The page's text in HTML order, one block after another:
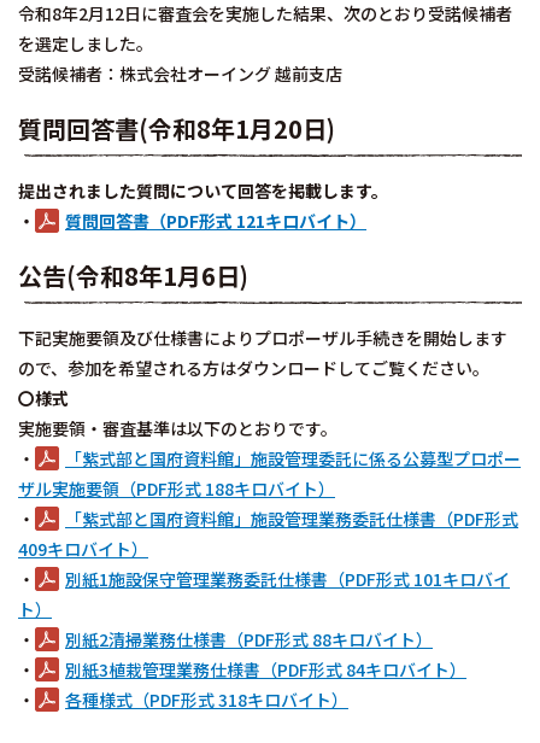
令和8年2月12日に審査会を実施した結果、次のとおり受諾候補者
を選定しました。
受諾候補者：株式会社オーイング 越前支店
質問回答書(令和8年1月20日)
提出されました質問について回答を掲載します。
・
質問回答書（PDF形式 121キロバイト）
公告(令和8年1月6日)
下記実施要領及び仕様書によりプロポーザル手続きを開始します
ので、参加を希望される方はダウンロードしてご覧ください。
〇様式
実施要領・審査基準は以下のとおりです。
・
「紫式部と国府資料館」施設管理委託に係る公募型プロポー
ザル実施要領（PDF形式 188キロバイト）
・
「紫式部と国府資料館」施設管理業務委託仕様書（PDF形式
409キロバイト）
・
別紙1施設保守管理業務委託仕様書（PDF形式 101キロバイ
ト）
・
別紙2清掃業務仕様書（PDF形式 88キロバイト）
・
別紙3植栽管理業務仕様書（PDF形式 84キロバイト）
・
各種様式（PDF形式 318キロバイト）